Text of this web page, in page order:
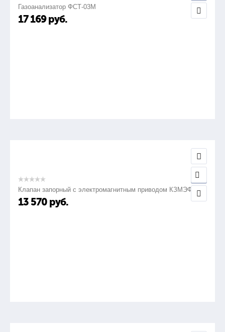
Газоанализатор ФСТ-03М
17 169 руб.
Клапан запорный с электромагнитным приводом КЗМЭФ
13 570 руб.